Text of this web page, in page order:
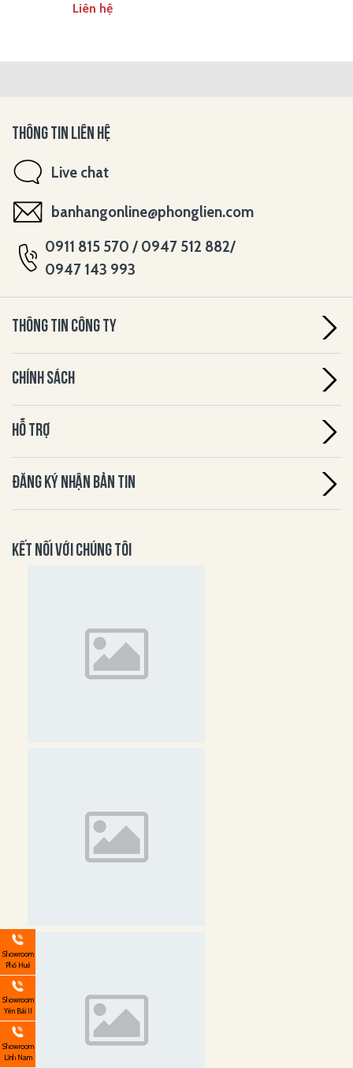
Showroom
Phố Huế
Showroom
Yên Bái II
Showroom
Lĩnh Nam
Liên hệ
THÔNG TIN LIÊN HỆ
Live chat
banhangonline@phonglien.com
0911 815 570 / 0947 512 882/
0947 143 993
THÔNG TIN CÔNG TY
CHÍNH SÁCH
HỖ TRỢ
ĐĂNG KÝ NHẬN BẢN TIN
KẾT NỐI VỚI CHÚNG TÔI